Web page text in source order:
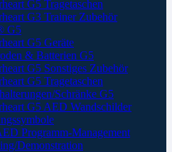
G5 Tragetaschen
G3 Trainer Zubehör
G5
G5 Geräte
& Batterien G5
G5 Sonstiges Zubehör
G5 Tragetaschen
Schränke G5
G5 AED Wandschilder
Programm-Management
Demonstration